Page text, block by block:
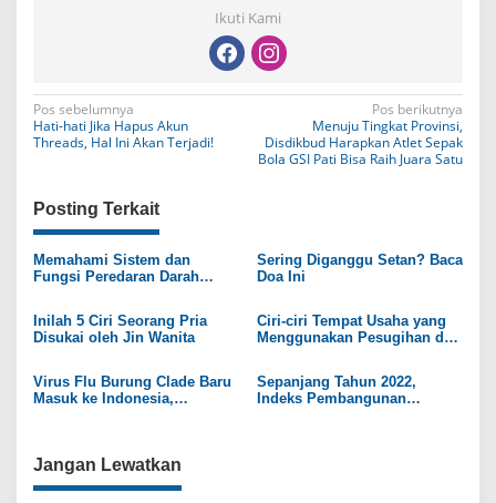
Ikuti Kami
N
a
i
g
a
i
o
Pos sebelumnya
Hati-hati Jika Hapus Akun
Threads, Hal Ini Akan Terjadi!
Pos berikutnya
Menuju Tingkat Provinsi,
Disdikbud Harapkan Atlet Sepak
Bola GSI Pati Bisa Raih Juara Satu
Posting Terkait
Memahami Sistem dan
Fungsi Peredaran Darah
Sering Diganggu Setan? Baca
Doa Ini
Inilah 5 Ciri Seorang Pria
Disukai oleh Jin Wanita
Ciri-ciri Tempat Usaha yang
Menggunakan Pesugihan dan
Virus Flu Burung Clade Baru
Masuk ke Indonesia,
Sepanjang Tahun 2022,
Indeks Pembangunan
Jangan Lewatkan